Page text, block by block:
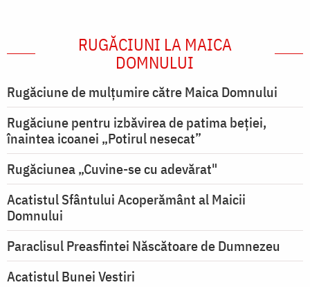
RUGĂCIUNI LA MAICA
DOMNULUI
Rugăciune de mulţumire către Maica Domnului
Rugăciune pentru izbăvirea de patima beției,
înaintea icoanei „Potirul nesecat”
Rugăciunea „Cuvine-se cu adevărat"
Acatistul Sfântului Acoperământ al Maicii
Domnului
Paraclisul Preasfintei Născătoare de Dumnezeu
Acatistul Bunei Vestiri